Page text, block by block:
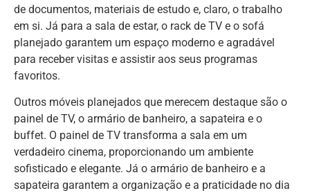
de documentos, materiais de estudo e, claro, o trabalho
em si. Já para a sala de estar, o rack de TV e o sofá
planejado garantem um espaço moderno e agradável
para receber visitas e assistir aos seus programas
favoritos.
Outros móveis planejados que merecem destaque são o
painel de TV, o armário de banheiro, a sapateira e o
buffet. O painel de TV transforma a sala em um
verdadeiro cinema, proporcionando um ambiente
sofisticado e elegante. Já o armário de banheiro e a
sapateira garantem a organização e a praticidade no dia